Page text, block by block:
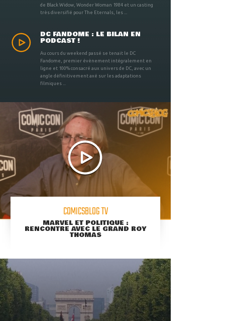
de Black Widow, Wonder Woman 1984 et un casting
très diversifié pour The Eternals, les ...
DC FANDOME : LE BILAN EN
PODCAST !
Au cours du weekend passé se tenait le DC
Fandome, premier évènement intégralement en
ligne et 100% consacré aux univers de DC, avec un
angle définitivement axé sur les adaptations
filmiques ...
COMICSBLOG TV
MARVEL ET POLITIQUE :
RENCONTRE AVEC LE GRAND ROY
THOMAS